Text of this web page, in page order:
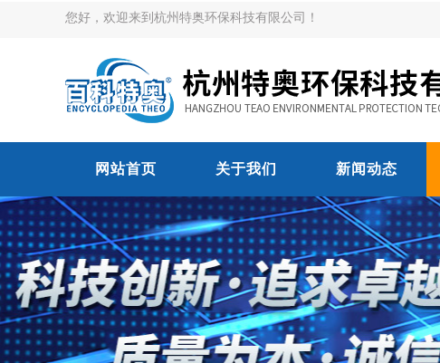
您好，欢迎来到杭州特奥环保科技有限公司！
网站首页 关于我们 新闻动态